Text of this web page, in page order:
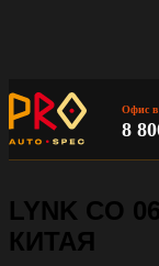
Офис в
8
LYNK CO
КИТАЯ